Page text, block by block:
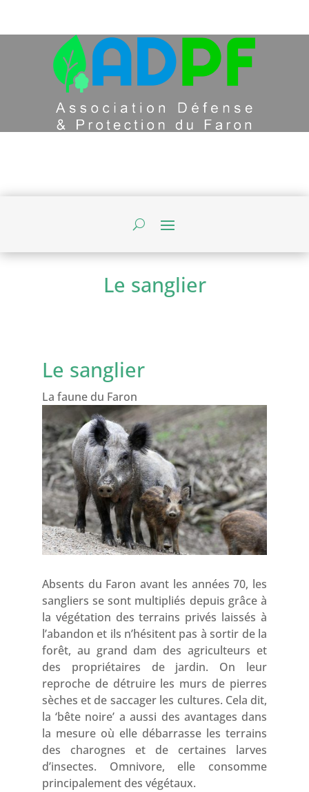
Le sanglier
Le sanglier
La faune du Faron
Absents du Faron avant les années 70, les
sangliers se sont multipliés depuis grâce à
la végétation des terrains privés laissés à
l’abandon et ils n’hésitent pas à sortir de la
forêt, au grand dam des agriculteurs et
des propriétaires de jardin. On leur
reproche de détruire les murs de pierres
sèches et de saccager les cultures. Cela dit,
la ‘bête noire’ a aussi des avantages dans
la mesure où elle débarrasse les terrains
des charognes et de certaines larves
d’insectes. Omnivore, elle consomme
principalement des végétaux.